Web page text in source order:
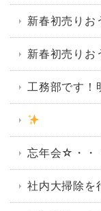
新春初売りお
新春初売り
工務部です！
忘年会☆・・
社内大掃除を